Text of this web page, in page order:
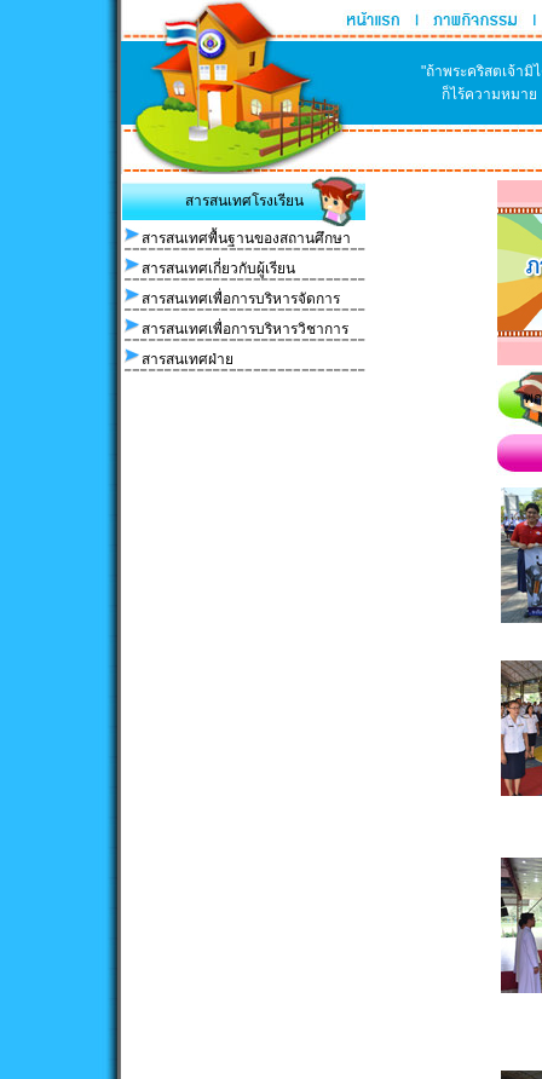
"ถ้าพระคริสตเจ้า
ก็ไร้ความหมาย
สารสนเทศโรงเรียน
สารสนเทศพื้นฐานของสถานศึกษา
สารสนเทศเกี่ยวกับผู้เรียน
สารสนเทศเพื่อการบริหารจัดการ
สารสนเทศเพื่อการบริหารวิชาการ
สารสนเทศฝ่าย
พ